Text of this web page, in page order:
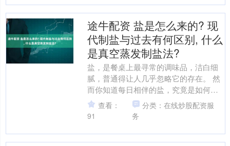
途牛配资 盐是怎么来的? 现
代制盐与过去有何区别, 什么
是真空蒸发制盐法?
盐，是餐桌上最寻常的调味品，洁白细
腻，普通得让人几乎忽略它的存在。 然
而你知道每日相伴的盐，究竟是如何来
到我们面前的吗？地球诞生之初，海水
之中已溶解了难以计量的....
查看：
91
分类：在线炒股配资服
务